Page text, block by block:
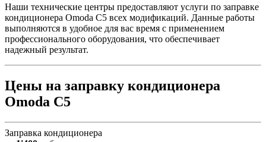
Наши технические центры предоставляют услуги по заправке
кондиционера Omoda C5 всех модификаций. Данные работы
выполняются в удобное для вас время с применением
профессионального оборудования, что обеспечивает
надежный результат.
Цены на заправку кондиционера
Omoda C5
Заправка кондиционера